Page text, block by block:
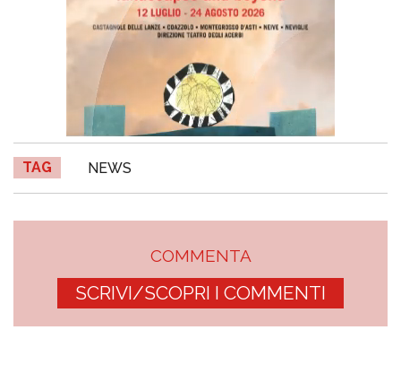
TAG NEWS
COMMENTA
SCRIVI/SCOPRI I COMMENTI